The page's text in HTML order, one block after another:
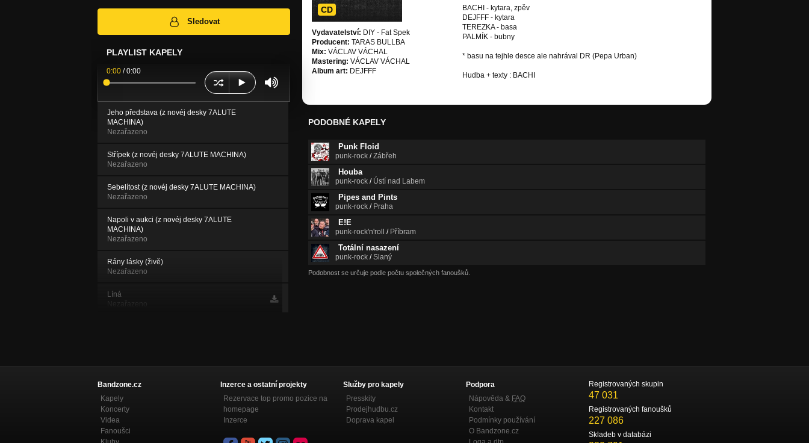
Sledovat
PLAYLIST KAPELY
0:00 /0:00
Jeho představa (z novéj desky 7ALUTE
MACHINA)
Nezařazeno
Střípek (z novéj desky 7ALUTE MACHINA)
Nezařazeno
Sebelítost (z novéj desky 7ALUTE MACHINA)
Nezařazeno
Napoli v aukci (z novéj desky 7ALUTE
MACHINA)
Nezařazeno
Rány lásky (živě)
Nezařazeno
Líná
Nezařazeno
NOSTALGIE
NOSTALGIE
Dotkni se
NOSTALGIE
CD
Vydavatelství: DIY - Fat Spek
Producent: TARAS BULLBA
Mix: VÁCLAV VÁCHAL
Mastering: VÁCLAV VÁCHAL
Album art: DEJFFF
BACHI - kytara, zpěv
DEJFFF - kytara
TEREZKA - basa
PALMÍK - bubny
* basu na tejhle desce ale nahrával DR (Pepa Urban)
Hudba + texty : BACHI
PODOBNÉ KAPELY
Punk Floid
punk-rock /Zábřeh
Houba
punk-rock / Ústí nad Labem
Pipes and Pints
punk-rock / Praha
E!E
punk-rock'n'roll / Příbram
Totální nasazení
punk-rock /Slaný
Podobnost se určuje podle počtu společných fanoušků.
Bandzone.cz
Kapely
Koncerty
Videa
Fanoušci
Inzerce a ostatní projekty
Rezervace top promo pozice na
homepage
Inzerce
Služby pro kapely
Presskity
Prodejhudbu.cz
Doprava kapel
Podpora
Nápověda & FAQ
Kontakt
Podmínky používání
O Bandzone.cz
Registrovaných skupin
47 031
Registrovaných fanoušků
227 086
Skladeb v databázi